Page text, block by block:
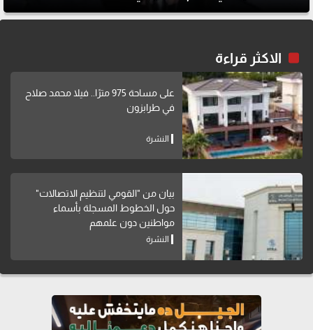
الاكثر قراءة
على مساحة 975 مترًا.. فيلا محمد صلاح
في طرابزون
النشرة
بيان من "القومي لتنظيم الاتصالات"
حول الخطوط المسجلة بأسماء
مواطنين دون علمهم
النشرة